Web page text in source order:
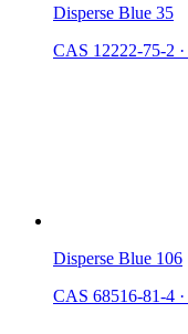
Disperse Blue 35
CAS 12222-75-2 ·
Disperse Blue 106
CAS 68516-81-4 ·